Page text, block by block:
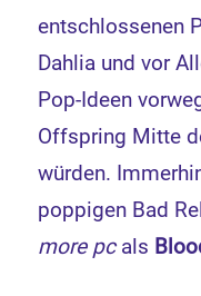
entschlossenen
Dahlia und vor
Pop-Ideen
Offspring Mitte
würden.
poppigen Bad
more pcals